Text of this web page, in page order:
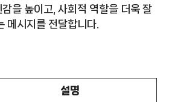
을 높이고, 사회적 역할을 더욱 잘
메시지를 전달합니다.
설명